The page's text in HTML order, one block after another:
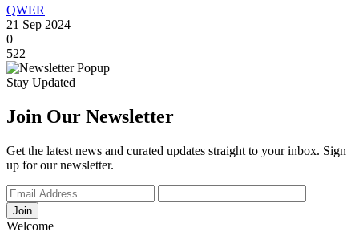
QWER
21 Sep 2024
0
522
Stay Updated
Join Our Newsletter
Get the latest news and curated updates straight to your inbox. Sign
up for our newsletter.
Join
Welcome